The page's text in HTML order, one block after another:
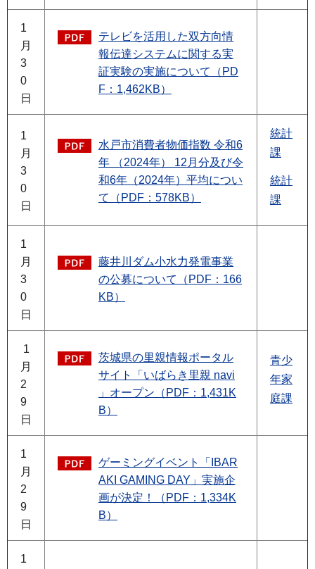
1
月
3
0
日
テレビを活用した双方向情
報伝達システムに関する実
証実験の実施について（PD
F：1,462KB）
1
月
3
0
日
水戸市消費者物価指数 令和6
年 （2024年） 12月分及び令
和6年（2024年）平均につい
て（PDF：578KB）
統計
課
統計
課
1
月
3
0
日
藤井川ダム小水力発電事業
の公募について（PDF：166
KB）
1
月
2
9
日
茨城県の里親情報ポータル
サイト「いばらき里親 navi
」オープン（PDF：1,431K
B）
青少
年家
庭課
1
月
2
9
日
ゲーミングイベント「IBAR
AKI GAMING DAY」実施企
画が決定！（PDF：1,334K
B）
1